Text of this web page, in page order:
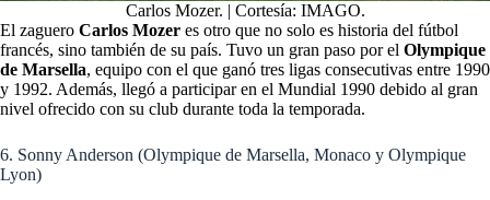
Carlos Mozer. | Cortesía: IMAGO.
El zaguero Carlos Mozer es otro que no solo es historia del fútbol
francés, sino también de su país. Tuvo un gran paso por el Olympique
de Marsella, equipo con el que ganó tres ligas consecutivas entre 1990
y 1992. Además, llegó a participar en el Mundial 1990 debido al gran
nivel ofrecido con su club durante toda la temporada.
6. Sonny Anderson (Olympique de Marsella, Monaco y Olympique
Lyon)